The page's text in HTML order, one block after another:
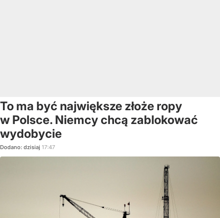
To ma być największe złoże ropy
w Polsce. Niemcy chcą zablokować
wydobycie
Dodano: dzisiaj 17:47